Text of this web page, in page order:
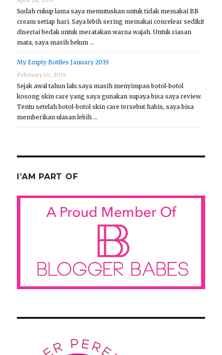
Sudah cukup lama saya memutuskan untuk tidak memakai BB
cream setiap hari. Saya lebih sering memakai concelear sedikit
disertai bedak untuk meratakan warna wajah. Untuk riasan
mata, saya masih belum …
My Empty Bottles January 2019
February 10, 2019
Sejak awal tahun lalu saya masih menyimpan botol-botol
kosong skin care yang saya gunakan supaya bisa saya review.
Tentu setelah botol-botol skin care tersebut habis, saya bisa
memberikan ulasan lebih …
I’AM PART OF